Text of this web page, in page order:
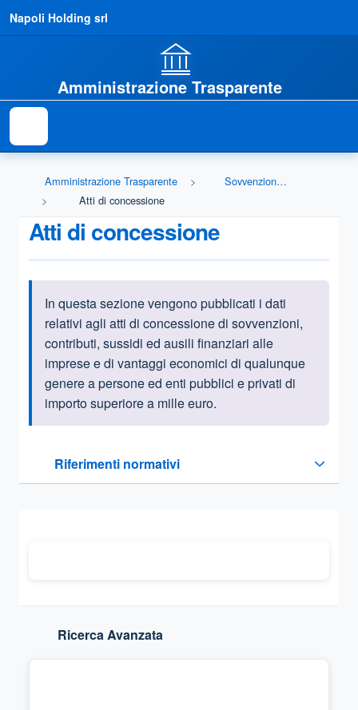
Napoli Holding srl
Amministrazione Trasparente
Amministrazione Trasparente
Sovvenzioni, contributi, sussidi, vantaggi economici
Atti di concessione
Atti di concessione
Informazioni introduttive
In questa sezione vengono pubblicati i dati
relativi agli atti di concessione di sovvenzioni,
contributi, sussidi ed ausili finanziari alle
imprese e di vantaggi economici di qualunque
genere a persone ed enti pubblici e privati di
importo superiore a mille euro.
Riferimenti normativi
Sezione compressa
Ricerca Avanzata